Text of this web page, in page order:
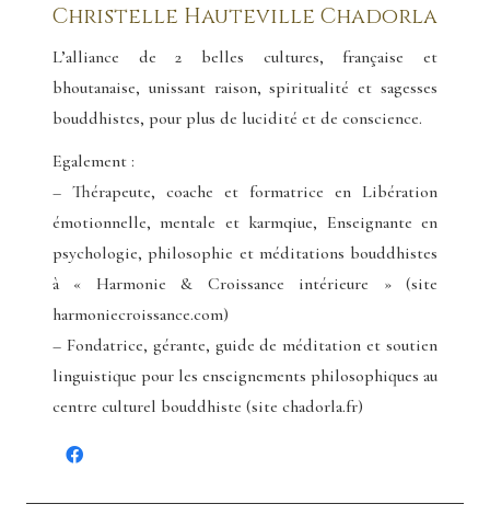
Christelle Hauteville Chadorla
L’alliance de 2 belles cultures, française et
bhoutanaise, unissant raison, spiritualité et sagesses
bouddhistes, pour plus de lucidité et de conscience.
Egalement :
– Thérapeute, coache et formatrice en Libération
émotionnelle, mentale et karmqiue, Enseignante en
psychologie, philosophie et méditations bouddhistes
à « Harmonie & Croissance intérieure » (site
harmoniecroissance.com)
– Fondatrice, gérante, guide de méditation et soutien
linguistique pour les enseignements philosophiques au
centre culturel bouddhiste (site chadorla.fr)